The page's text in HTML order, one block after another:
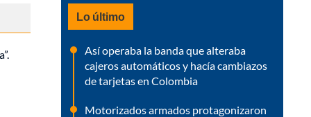
Lo último
Así operaba la banda que alteraba
cajeros automáticos y hacía cambiazos
de tarjetas en Colombia
Motorizados armados protagonizaron